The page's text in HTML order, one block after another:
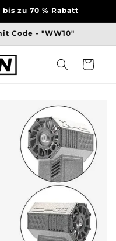
zu 70 % Rabatt
Code - "WW10"
Warenkorb